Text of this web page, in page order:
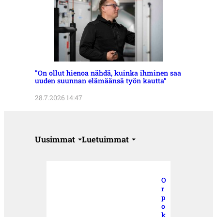
”On ollut hienoa nähdä, kuinka ihminen saa
uuden suunnan elämäänsä työn kautta”
28.7.2026 14:47
Uusimmat Luetuimmat
O
r
p
o
k